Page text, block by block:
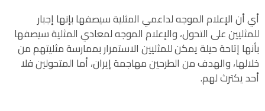
أي أن الإعلام الموجه لداعمي المثلية سيصفها بإنها إجبار
للمثليين على التحول، والإعلام الموجه لمعادي المثلية سيصفها
بأنها إتاحة حيلة يمكن للمثليين الاستمرار بممارسة مثليتهم من
خلالها، والهدف من الطرحين مهاجمة إيران، أما المتحولين فلا
أحد يكترث لهم.